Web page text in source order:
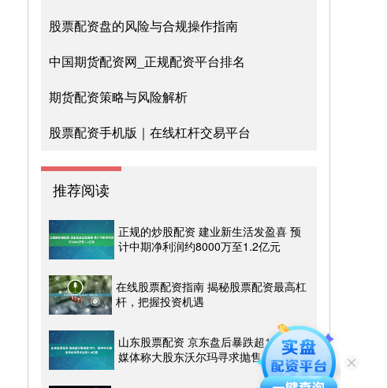
股票配资盘的风险与合规操作指南
中国期货配资网_正规配资平台排名
期货配资策略与风险解析
股票配资手机版｜在线杠杆交易平台
推荐阅读
正规的炒股配资 建业新生活发盈喜 预
计中期净利润约8000万至1.2亿元
在线股票配资指南 揭秘股票配资最高杠
杆，把握投资机遇
山东股票配资 京东盘后暴跌超10%，
媒体称大股东沃尔玛寻求抛售1.4亿股